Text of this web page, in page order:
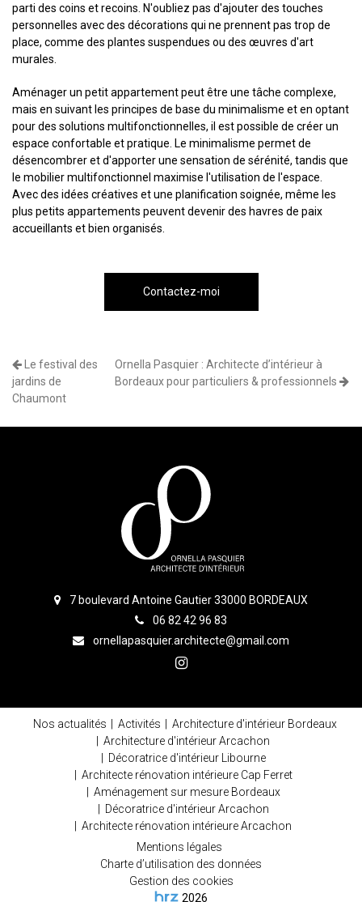
parti des coins et recoins. N'oubliez pas d'ajouter des touches
personnelles avec des décorations qui ne prennent pas trop de
place, comme des plantes suspendues ou des œuvres d'art
murales.
Aménager un petit appartement peut être une tâche complexe,
mais en suivant les principes de base du minimalisme et en optant
pour des solutions multifonctionnelles, il est possible de créer un
espace confortable et pratique. Le minimalisme permet de
désencombrer et d'apporter une sensation de sérénité, tandis que
le mobilier multifonctionnel maximise l'utilisation de l'espace.
Avec des idées créatives et une planification soignée, même les
plus petits appartements peuvent devenir des havres de paix
accueillants et bien organisés.
Contactez-moi
Le festival des
jardins de
Chaumont
Ornella Pasquier : Architecte d’intérieur à
Bordeaux pour particuliers & professionnels
7 boulevard Antoine Gautier 33000 BORDEAUX
06 82 42 96 83
ornellapasquier.architecte@gmail.com
Nos actualités Activités
Architecture d'intérieur Bordeaux
Architecture d'intérieur Arcachon
Décoratrice d'intérieur Libourne
Architecte rénovation intérieure Cap Ferret
Aménagement sur mesure Bordeaux
Décoratrice d'intérieur Arcachon
Architecte rénovation intérieure Arcachon
Mentions légales
Charte d’utilisation des données
Gestion des cookies
2026